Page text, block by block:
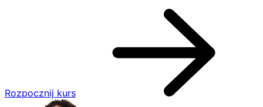
Rozpocznij kurs